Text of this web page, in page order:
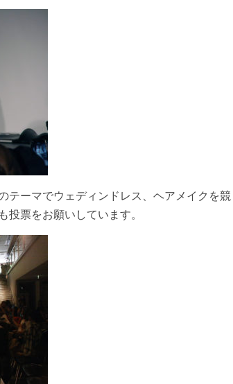
テーマでウェディンドレス、ヘアメイクを
投票をお願いしています。